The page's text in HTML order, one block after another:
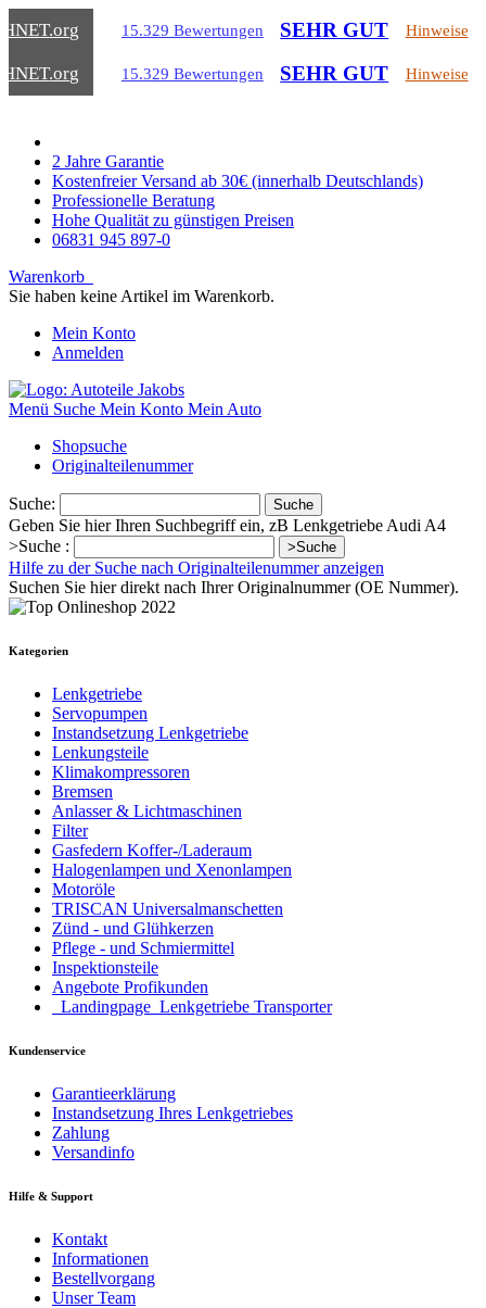
.org 15.329 Bewertungen SEHR GUT Hinweise
.org 15.329 Bewertungen SEHR GUT Hinweise
2 Jahre Garantie
Kostenfreier Versand ab 30€ (innerhalb Deutschlands)
Professionelle Beratung
Hohe Qualität zu günstigen Preisen
06831 945 897-0
Warenkorb
Sie haben keine Artikel im Warenkorb.
Mein Konto
Anmelden
Menü Suche Mein Konto Mein Auto
Shopsuche
Originalteilenummer
Suche: Suche
Geben Sie hier Ihren Suchbegriff ein, zB Lenkgetriebe Audi A4
>Suche :
>Suche
Hilfe zu der Suche nach Originalteilenummer anzeigen
Suchen Sie hier direkt nach Ihrer Originalnummer (OE Nummer).
Kategorien
Lenkgetriebe
Servopumpen
Instandsetzung Lenkgetriebe
Lenkungsteile
Klimakompressoren
Bremsen
Anlasser & Lichtmaschinen
Filter
Gasfedern Koffer-/Laderaum
Halogenlampen und Xenonlampen
Motoröle
TRISCAN Universalmanschetten
Zünd - und Glühkerzen
Pflege - und Schmiermittel
Inspektionsteile
Angebote Profikunden
_Landingpage_Lenkgetriebe Transporter
Kundenservice
Garantieerklärung
Instandsetzung Ihres Lenkgetriebes
Zahlung
Versandinfo
Hilfe & Support
Kontakt
Informationen
Bestellvorgang
Unser Team